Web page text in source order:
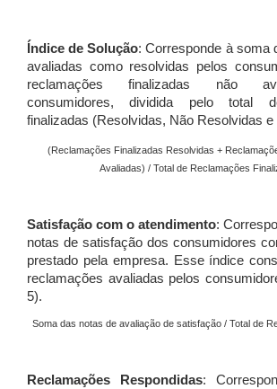
Índice de Solução: Corresponde à soma
avaliadas como resolvidas pelos
reclamações finalizadas não
consumidores, dividida pelo total
finalizadas (Resolvidas, Não Resolvidas e
(Reclamações Finalizadas Resolvidas +
Avaliadas) / Total de Reclamações
Satisfação com o atendimento:
notas de satisfação dos consumidores
prestado pela empresa. Esse índice
reclamações avaliadas pelos
5).
Soma das notas de avaliação de satisfação / Total de
Reclamações Respondidas: